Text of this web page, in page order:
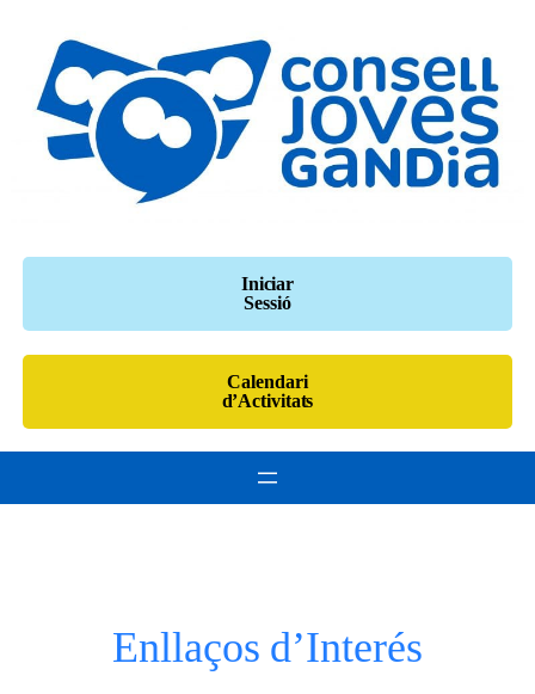
contingut
Iniciar
Sessió
Calendari
d’Activitats
Enllaços d’Interés